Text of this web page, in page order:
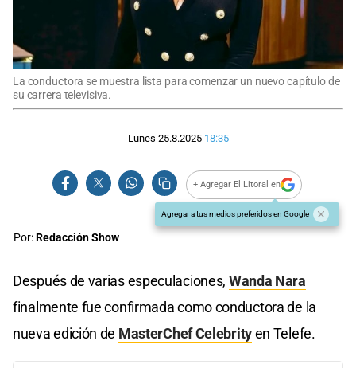
La conductora se muestra lista para comenzar un nuevo capítulo de
su carrera televisiva.
Lunes 25.8.2025 18:35
+ Agregar El Litoral en
Agregar a tus medios preferidos en Google
Por:Redacción Show
Después de varias especulaciones, Wanda Nara
finalmente fue confirmada como conductora de la
nueva edición de MasterChef Celebrityen Telefe.